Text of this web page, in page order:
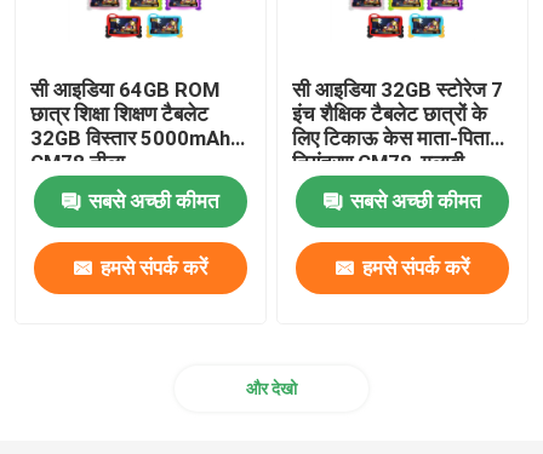
सी आइडिया 64GB ROM
छात्र शिक्षा शिक्षण टैबलेट
32GB विस्तार 5000mAh
CM78 नीला
सबसे अच्छी कीमत
हमसे संपर्क करें
सी आइडिया 32GB स्टोरेज 7
इंच शैक्षिक टैबलेट छात्रों के
लिए टिकाऊ केस माता-पिता
नियंत्रण CM78-गुलाबी
सबसे अच्छी कीमत
हमसे संपर्क करें
और देखो